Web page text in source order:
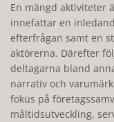
En mängd aktiviteter
innefattar en
efterfrågan samt en
aktörerna. Därefter
deltagarna bland
narrativ och
fokus på
måltidsutveckling,